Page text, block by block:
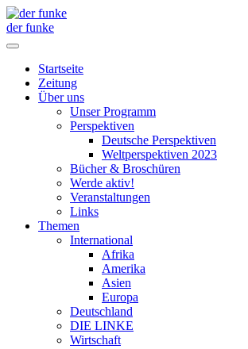
der funke
Startseite
Zeitung
Über uns
Unser Programm
Perspektiven
Deutsche Perspektiven
Weltperspektiven 2023
Bücher & Broschüren
Werde aktiv!
Veranstaltungen
Links
Themen
International
Afrika
Amerika
Asien
Europa
Deutschland
DIE LINKE
Wirtschaft